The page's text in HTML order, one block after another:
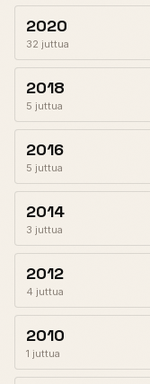
2020
32 juttua
2018
5 juttua
2016
5 juttua
2014
3 juttua
2012
4 juttua
2010
1 juttua